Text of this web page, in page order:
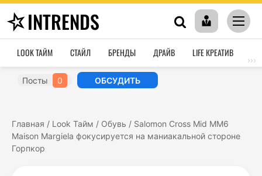
INTRENDS
LOOK ТАЙМ СТАЙЛ БРЕНДЫ ДРАЙВ LIFE КРЕАТИВ
›››
Посты 0 ОБСУДИТЬ
Главная / Look Тайм / Обувь / Salomon Cross Mid MM6
Maison Margiela фокусируется на маниакальной стороне
Горпкор